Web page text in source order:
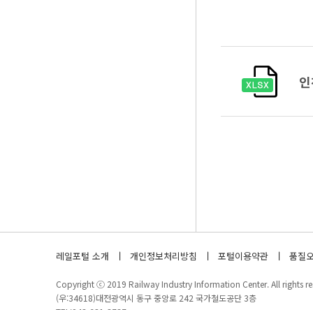
레일포털 소개 개인정보처리방침 포털이용약관 품질
Copyright ⓒ 2019 Railway Industry Information Center. All rights
(우:34618)대전광역시 동구 중앙로 242 국가철도공단 3층